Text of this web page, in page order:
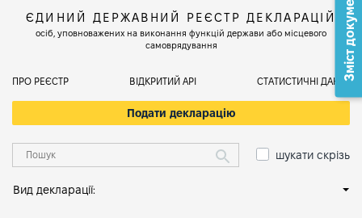
ЄДИНИЙ ДЕРЖАВНИЙ РЕЄСТР ДЕКЛАРАЦІЙ
осіб, уповноважених на виконання функцій держави або місцевого
самоврядування
ПРО РЕЄСТР ВІДКРИТИЙ АРІ СТАТИСТИЧНІ ДАНІ
Подати декларацію
шукати скрізь
Вид декларації:
Зміст документа